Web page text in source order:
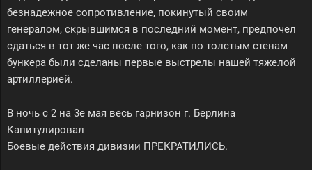
безнадежное сопротивление, покинутый своим
генералом, скрывшимся в последний момент, предпочел
сдаться в тот же час после того, как по толстым стенам
бункера были сделаны первые выстрелы нашей тяжелой
артиллерией.
В ночь с 2 на 3е мая весь гарнизон г. Берлина
Капитулировал
Боевые действия дивизии ПРЕКРАТИЛИСЬ.